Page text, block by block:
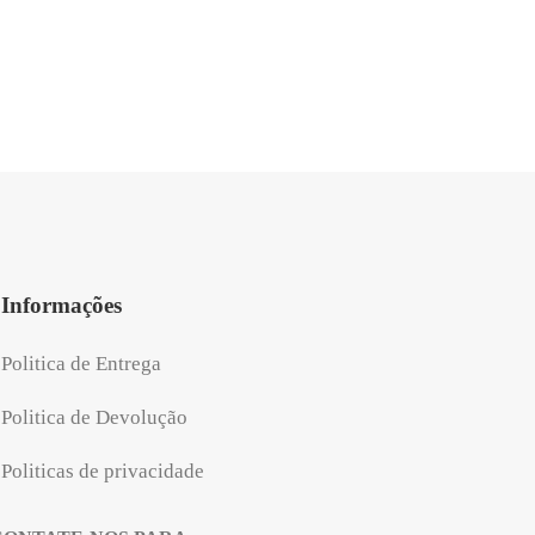
Informações
Politica de Entrega
Politica de Devolução
Politicas de privacidade